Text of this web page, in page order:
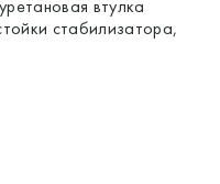
втулка
стабилизатора,